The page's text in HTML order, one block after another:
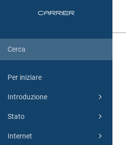
Per iniziare
Introduzione
Stato
Internet